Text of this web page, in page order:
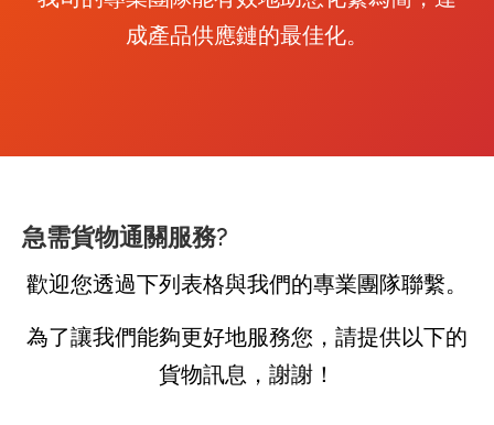
成產品供應鏈的最佳化。
急需貨物通關服務?
歡迎您透過下列表格與我們的專業團隊聯繫。
為了讓我們能夠更好地服務您，請提供以下的
貨物訊息，謝謝！